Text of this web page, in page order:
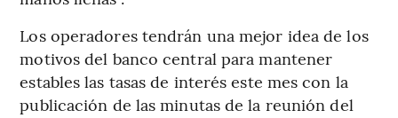
Los operadores tendrán una mejor idea de los
motivos del banco central para mantener
estables las tasas de interés este mes con la
publicación de las minutas de la reunión del